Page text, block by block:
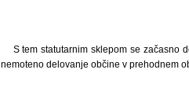
S tem statutarnim sklepom se začasno
nemoteno delovanje občine v prehodnem